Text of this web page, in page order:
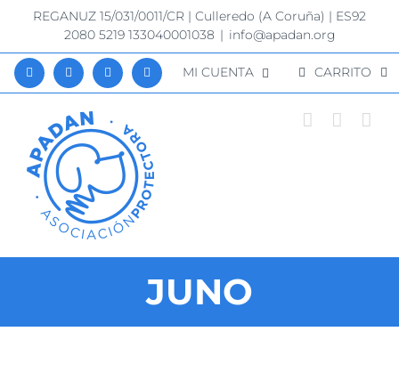
Saltar
contenido
REGANUZ 15/031/0011/CR | Culleredo (A Coruña) | ES92
2080 5219 133040001038 | info@apadan.org
MI CUENTA CARRITO
JUNO